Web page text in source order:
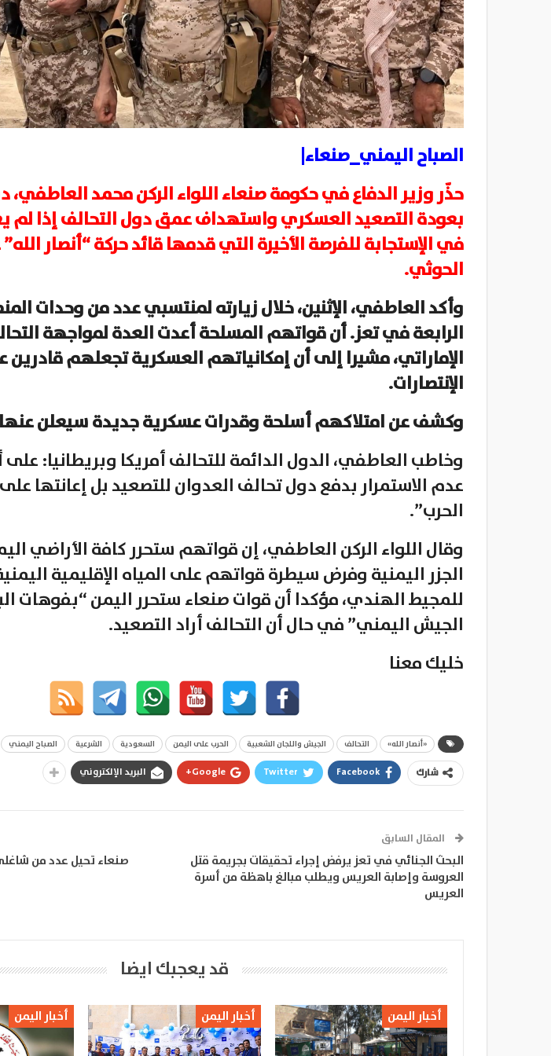
الصباح اليمني_صنعاء|
حذّر وزير الدفاع في حكومة صنعاء اللواء الركن محمد العاطفي،
بعودة التصعيد العسكري واستهداف عمق دول التحالف إذا لم
في الإستجابة للفرصة الأخيرة التي قدمها قائد حركة “أنصار
الحوثي.
وأكد العاطفي، الإثنين، خلال زيارته لمنتسبي عدد من وحدات
الرابعة في تعز. أن قواتهم المسلحة أعدت العدة لمواجهة
الإماراتي، مشيرا إلى أن إمكانياتهم العسكرية تجعلهم
الإنتصارات.
وكشف عن امتلاكهم أسلحة وقدرات عسكرية جديدة سيعلن عنها
وخاطب العاطفي، الدول الدائمة للتحالف أمريكا وبريطانيا: على
عدم الاستمرار بدفع دول تحالف العدوان للتصعيد بل إعانتها
الحرب”.
وقال اللواء الركن العاطفي، إن قواتهم ستحرر كافة الأراضي
الجزر اليمنية وفرض سيطرة قواتهم على المياه الإقليمية
للمجيط الهندي، مؤكدا أن قوات صنعاء ستحرر اليمن “بفوهات
الجيش اليمني” في حال أن التحالف أراد التصعيد.
خليك معنا
«أنصار الله» التحالف الجيش واللجان الشعبية الحرب على اليمن السعودية الشرعية الصباح اليمني
شارك Facebook
Twitter
Google+ البريد الإلكتروني
المقال السابق
البحث الجنائي في تعز يرفض إجراء تحقيقات بجريمة قتل
العروسة وإصابة العريس ويطلب مبالغ باهظة من أسرة
العريس
صنعاء تحيل عدد من
قد يعجبك ايضا
أخبار اليمن أخبار اليمن أخبار اليمن